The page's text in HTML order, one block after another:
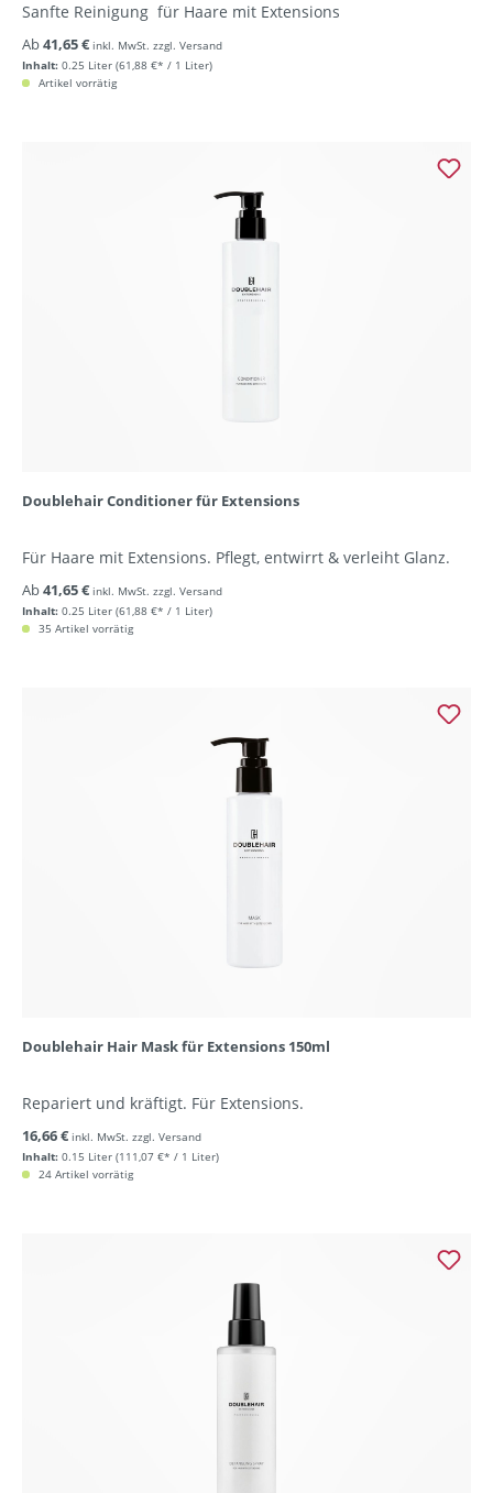
Sanfte Reinigung für Haare mit Extensions
Inhalt: 0.25 Liter (61,88 €* / 1 Liter)
Ab41,65 € inkl. MwSt. zzgl. Versand
Artikel vorrätig
Doublehair Conditioner für Extensions
Für Haare mit Extensions. Pflegt, entwirrt & verleiht Glanz.
Inhalt: 0.25 Liter (61,88 €* / 1 Liter)
Ab41,65 € inkl. MwSt. zzgl. Versand
35 Artikel vorrätig
Doublehair Hair Mask für Extensions 150ml
Repariert und kräftigt. Für Extensions.
Inhalt: 0.15 Liter (111,07 €* / 1 Liter)
16,66 € inkl. MwSt. zzgl. Versand
24 Artikel vorrätig